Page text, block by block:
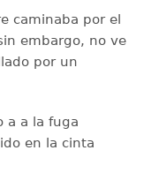
caminaba por el
embargo, no ve
por un
a a la fuga
en la cinta